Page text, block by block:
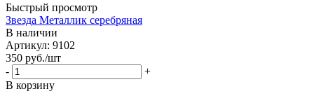
Быстрый просмотр
Звезда Металлик серебряная
В наличии
Артикул: 9102
350 руб./шт
-
+
В корзину